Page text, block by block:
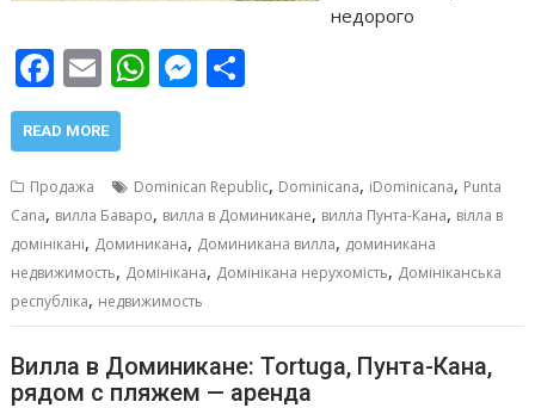
недорого
F
ac
e
b
o
o
k
E
m
ai
W
h
s
A
p
p
M
e
e
n
g
er
р
а
в
и
т
ь
READ MORE
Продажа Dominican Republic, Dominicana, iDominicana, Punta
Cana, вилла Баваро, вилла в Доминикане, вилла Пунта-Кана, вілла в
домінікані, Доминикана, Доминикана вилла, доминикана
недвижимость, Домінікана, Домінікана нерухомість, Домініканська
республіка, недвижимость
Вилла в Доминикане: Tortuga, Пунта-Кана,
рядом с пляжем — аренда